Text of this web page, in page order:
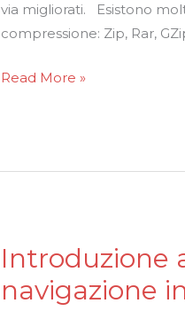
via migliorati. Esistono
compressione: Zip, Rar,
Read More »
Introduzione
navigazione
Introduzione
reti